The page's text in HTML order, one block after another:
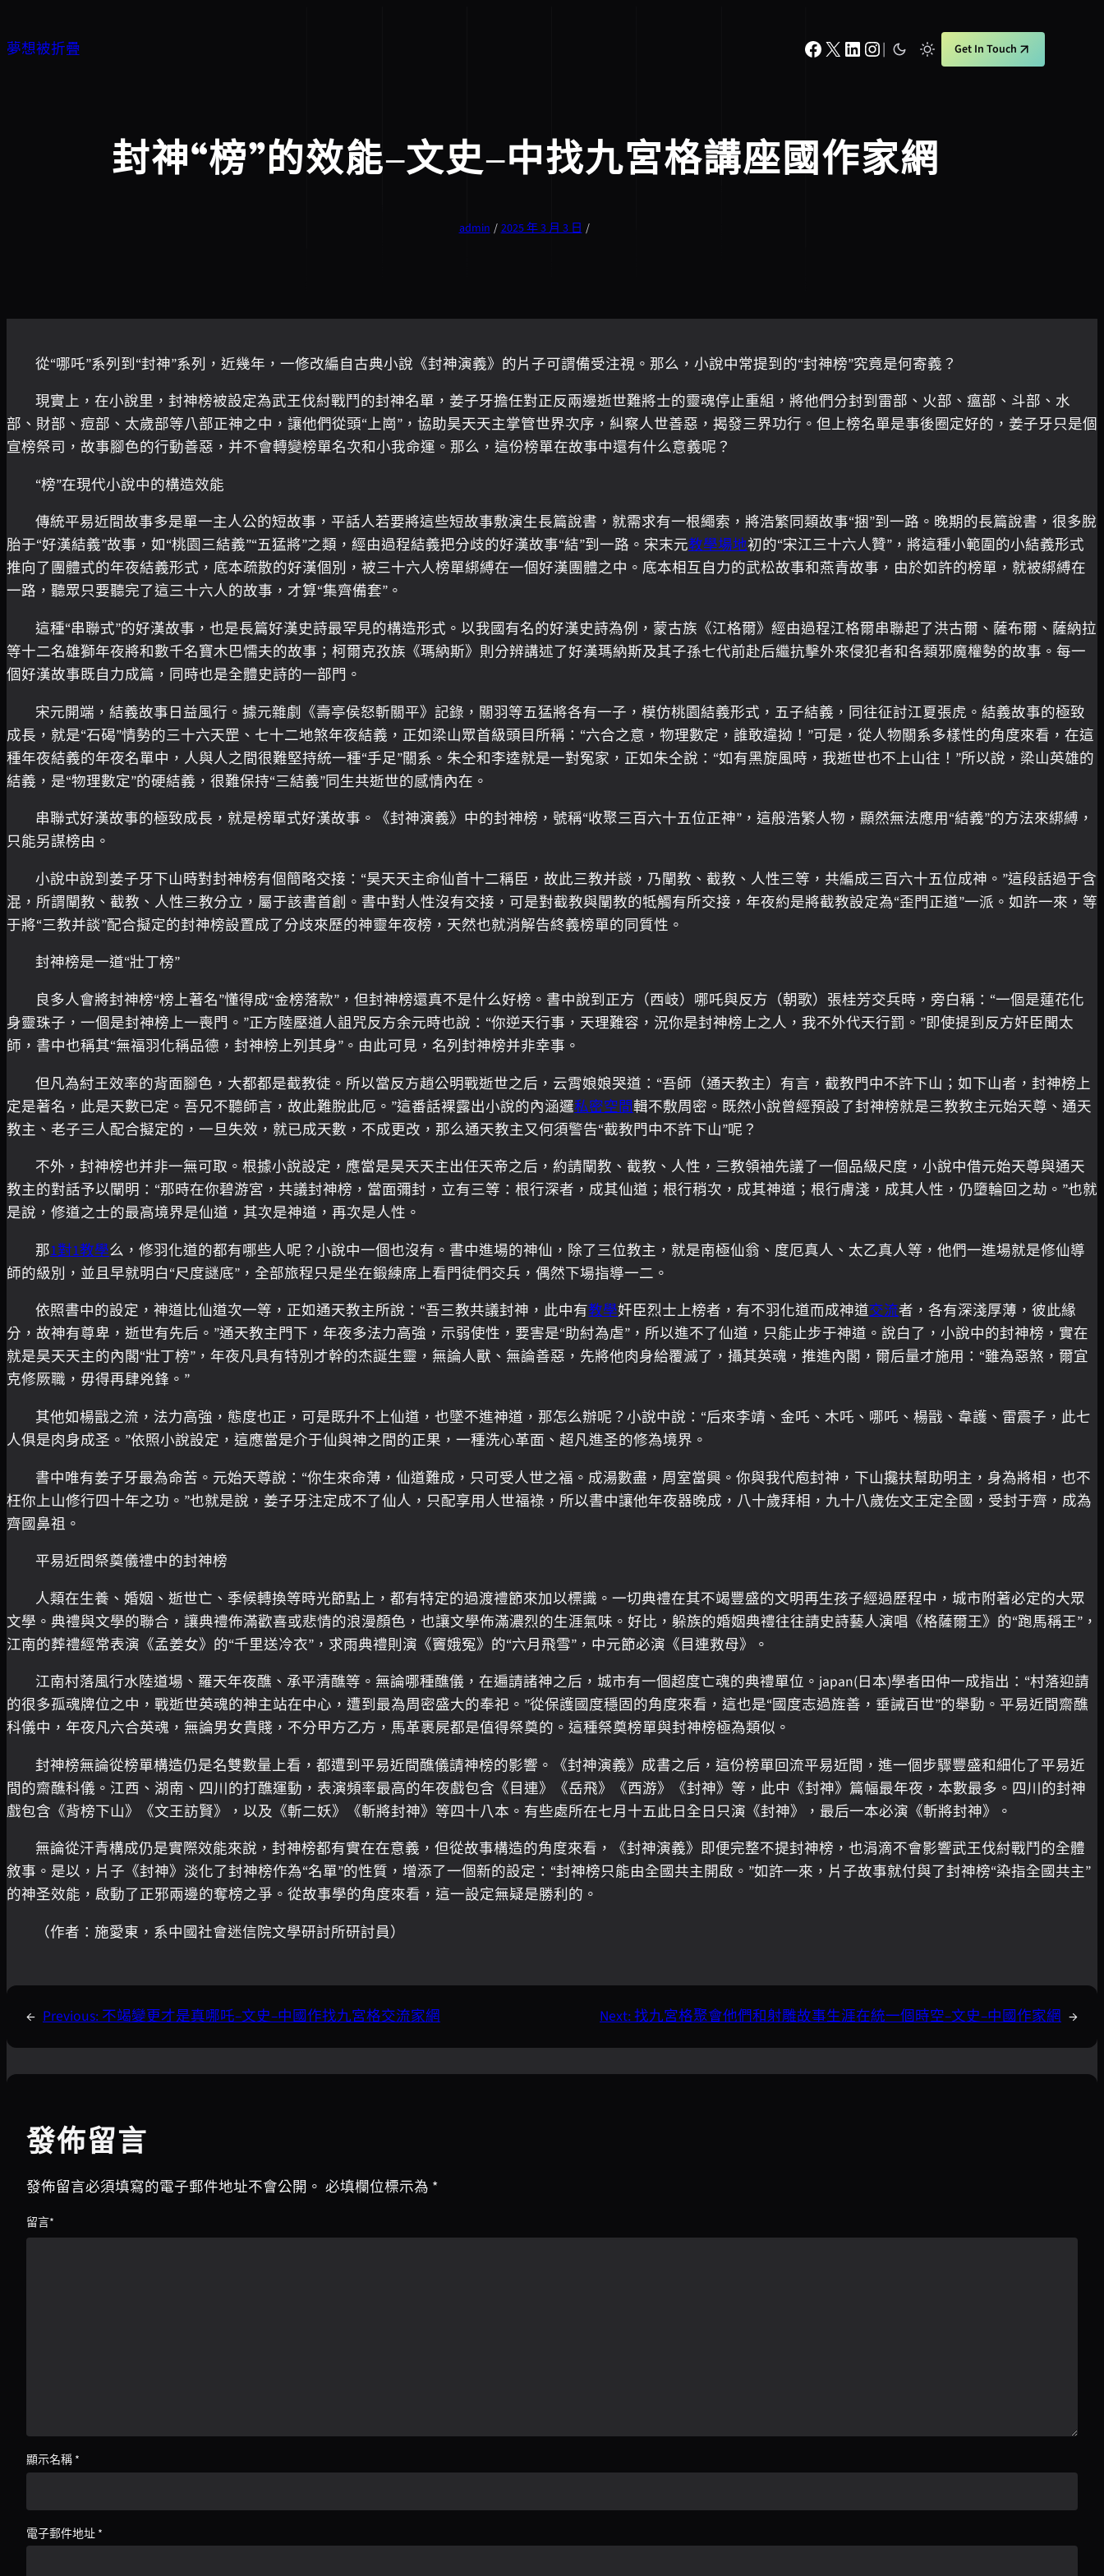
至
夢想被折疊 Facebook X LinkedIn Instagram | Get In Touch
封神“榜”的效能–文史–中找九宮格講座國作家網
admin / 2025 年 3 月 3 日 /
從“哪吒”系列到“封神”系列，近幾年，一修改編自古典小說《封神演義》的片子可謂備受注視。那么，小說中常提到的“封神榜”究竟是何寄義？
現實上，在小說里，封神榜被設定為武王伐紂戰鬥的封神名單，姜子牙擔任對正反兩邊逝世難將士的靈魂停止重組，將他們分封到雷部、火部、瘟部、斗部、水
部、財部、痘部、太歲部等八部正神之中，讓他們從頭“上崗”，協助昊天天主掌管世界次序，糾察人世善惡，揭發三界功行。但上榜名單是事後圈定好的，姜子牙只是個
宣榜祭司，故事腳色的行動善惡，并不會轉變榜單名次和小我命運。那么，這份榜單在故事中還有什么意義呢？
“榜”在現代小說中的構造效能
傳統平易近間故事多是單一主人公的短故事，平話人若要將這些短故事敷演生長篇說書，就需求有一根繩索，將浩繁同類故事“捆”到一路。晚期的長篇說書，很多脫
胎于“好漢結義”故事，如“桃園三結義”“五猛將”之類，經由過程結義把分歧的好漢故事“結”到一路。宋末元教學場地初的“宋江三十六人贊”，將這種小範圍的小結義形式
推向了團體式的年夜結義形式，底本疏散的好漢個別，被三十六人榜單綁縛在一個好漢團體之中。底本相互自力的武松故事和燕青故事，由於如許的榜單，就被綁縛在
一路，聽眾只要聽完了這三十六人的故事，才算“集齊備套”。
這種“串聯式”的好漢故事，也是長篇好漢史詩最罕見的構造形式。以我國有名的好漢史詩為例，蒙古族《江格爾》經由過程江格爾串聯起了洪古爾、薩布爾、薩納拉
等十二名雄獅年夜將和數千名寶木巴懦夫的故事；柯爾克孜族《瑪納斯》則分辨講述了好漢瑪納斯及其子孫七代前赴后繼抗擊外來侵犯者和各類邪魔權勢的故事。每一
個好漢故事既自力成篇，同時也是全體史詩的一部門。
宋元開端，結義故事日益風行。據元雜劇《壽亭侯怒斬關平》記錄，關羽等五猛將各有一子，模仿桃園結義形式，五子結義，同往征討江夏張虎。結義故事的極致
成長，就是“石碣”情勢的三十六天罡、七十二地煞年夜結義，正如梁山眾首級頭目所稱：“六合之意，物理數定，誰敢違拗！”可是，從人物關系多樣性的角度來看，在這
種年夜結義的年夜名單中，人與人之間很難堅持統一種“手足”關系。朱仝和李逵就是一對冤家，正如朱仝說：“如有黑旋風時，我逝世也不上山往！”所以說，梁山英雄的
結義，是“物理數定”的硬結義，很難保持“三結義”同生共逝世的感情內在。
串聯式好漢故事的極致成長，就是榜單式好漢故事。《封神演義》中的封神榜，號稱“收聚三百六十五位正神”，這般浩繁人物，顯然無法應用“結義”的方法來綁縛，
只能另謀榜由。
小說中說到姜子牙下山時對封神榜有個簡略交接：“昊天天主命仙首十二稱臣，故此三教并談，乃闡教、截教、人性三等，共編成三百六十五位成神。”這段話過于含
混，所謂闡教、截教、人性三教分立，屬于該書首創。書中對人性沒有交接，可是對截教與闡教的牴觸有所交接，年夜約是將截教設定為“歪門正道”一派。如許一來，等
于將“三教并談”配合擬定的封神榜設置成了分歧來歷的神靈年夜榜，天然也就消解告終義榜單的同質性。
封神榜是一道“壯丁榜”
良多人會將封神榜“榜上著名”懂得成“金榜落款”，但封神榜還真不是什么好榜。書中說到正方（西岐）哪吒與反方（朝歌）張桂芳交兵時，旁白稱：“一個是蓮花化
身靈珠子，一個是封神榜上一喪門。”正方陸壓道人詛咒反方余元時也說：“你逆天行事，天理難容，況你是封神榜上之人，我不外代天行罰。”即使提到反方奸臣聞太
師，書中也稱其“無福羽化稱品德，封神榜上列其身”。由此可見，名列封神榜并非幸事。
但凡為紂王效率的背面腳色，大都都是截教徒。所以當反方趙公明戰逝世之后，云霄娘娘哭道：“吾師（通天教主）有言，截教門中不許下山；如下山者，封神榜上
定是著名，此是天數已定。吾兄不聽師言，故此難脫此厄。”這番話裸露出小說的內涵邏私密空間輯不敷周密。既然小說曾經預設了封神榜就是三教教主元始天尊、通天
教主、老子三人配合擬定的，一旦失效，就已成天數，不成更改，那么通天教主又何須警告“截教門中不許下山”呢？
不外，封神榜也并非一無可取。根據小說設定，應當是昊天天主出任天帝之后，約請闡教、截教、人性，三教領袖先議了一個品級尺度，小說中借元始天尊與通天
教主的對話予以闡明：“那時在你碧游宮，共議封神榜，當面彌封，立有三等：根行深者，成其仙道；根行稍次，成其神道；根行膚淺，成其人性，仍墮輪回之劫。”也就
是說，修道之士的最高境界是仙道，其次是神道，再次是人性。
那1對1教學么，修羽化道的都有哪些人呢？小說中一個也沒有。書中進場的神仙，除了三位教主，就是南極仙翁、度厄真人、太乙真人等，他們一進場就是修仙導
師的級別，並且早就明白“尺度謎底”，全部旅程只是坐在鍛練席上看門徒們交兵，偶然下場指導一二。
依照書中的設定，神道比仙道次一等，正如通天教主所說：“吾三教共議封神，此中有教學奸臣烈士上榜者，有不羽化道而成神道交流者，各有深淺厚薄，彼此緣
分，故神有尊卑，逝世有先后。”通天教主門下，年夜多法力高強，示弱使性，要害是“助紂為虐”，所以進不了仙道，只能止步于神道。說白了，小說中的封神榜，實在
就是昊天天主的內閣“壯丁榜”，年夜凡具有特別才幹的杰誕生靈，無論人獸、無論善惡，先將他肉身給覆滅了，攝其英魂，推進內閣，爾后量才施用：“雖為惡煞，爾宜
克修厥職，毋得再肆兇鋒。”
其他如楊戩之流，法力高強，態度也正，可是既升不上仙道，也墜不進神道，那怎么辦呢？小說中說：“后來李靖、金吒、木吒、哪吒、楊戩、韋護、雷震子，此七
人俱是肉身成圣。”依照小說設定，這應當是介于仙與神之間的正果，一種洗心革面、超凡進圣的修為境界。
書中唯有姜子牙最為命苦。元始天尊說：“你生來命薄，仙道難成，只可受人世之福。成湯數盡，周室當興。你與我代庖封神，下山攙扶幫助明主，身為將相，也不
枉你上山修行四十年之功。”也就是說，姜子牙注定成不了仙人，只配享用人世福祿，所以書中讓他年夜器晚成，八十歲拜相，九十八歲佐文王定全國，受封于齊，成為
齊國鼻祖。
平易近間祭奠儀禮中的封神榜
人類在生養、婚姻、逝世亡、季候轉換等時光節點上，都有特定的過渡禮節來加以標識。一切典禮在其不竭豐盛的文明再生孩子經過歷程中，城市附著必定的大眾
文學。典禮與文學的聯合，讓典禮佈滿歡喜或悲情的浪漫顏色，也讓文學佈滿濃烈的生涯氣味。好比，躲族的婚姻典禮往往請史詩藝人演唱《格薩爾王》的“跑馬稱王”，
江南的葬禮經常表演《孟姜女》的“千里送冷衣”，求雨典禮則演《竇娥冤》的“六月飛雪”，中元節必演《目連救母》。
江南村落風行水陸道場、羅天年夜醮、承平清醮等。無論哪種醮儀，在遍請諸神之后，城市有一個超度亡魂的典禮單位。japan(日本)學者田仲一成指出：“村落迎請
的很多孤魂牌位之中，戰逝世英魂的神主站在中心，遭到最為周密盛大的奉祀。”從保護國度穩固的角度來看，這也是“國度志過旌善，垂誡百世”的舉動。平易近間齋醮
科儀中，年夜凡六合英魂，無論男女貴賤，不分甲方乙方，馬革裹屍都是值得祭奠的。這種祭奠榜單與封神榜極為類似。
封神榜無論從榜單構造仍是名雙數量上看，都遭到平易近間醮儀請神榜的影響。《封神演義》成書之后，這份榜單回流平易近間，進一個步驟豐盛和細化了平易近
間的齋醮科儀。江西、湖南、四川的打醮運動，表演頻率最高的年夜戲包含《目連》《岳飛》《西游》《封神》等，此中《封神》篇幅最年夜，本數最多。四川的封神
戲包含《背榜下山》《文王訪賢》，以及《斬二妖》《斬將封神》等四十八本。有些處所在七月十五此日全日只演《封神》，最后一本必演《斬將封神》。
無論從汗青構成仍是實際效能來說，封神榜都有實在在意義，但從故事構造的角度來看，《封神演義》即便完整不提封神榜，也涓滴不會影響武王伐紂戰鬥的全體
敘事。是以，片子《封神》淡化了封神榜作為“名單”的性質，增添了一個新的設定：“封神榜只能由全國共主開啟。”如許一來，片子故事就付與了封神榜“染指全國共主”
的神圣效能，啟動了正邪兩邊的奪榜之爭。從故事學的角度來看，這一設定無疑是勝利的。
（作者：施愛東，系中國社會迷信院文學研討所研討員）
← Previous: 不竭變更才是真哪吒–文史–中國作找九宮格交流家網 Next:找九宮格聚會他們和射雕故事生涯在統一個時空–文史–中國作家網 →
發佈留言
發佈留言必須填寫的電子郵件地址不會公開。 必填欄位標示為 *
留言*
顯示名稱 *
電子郵件地址 *